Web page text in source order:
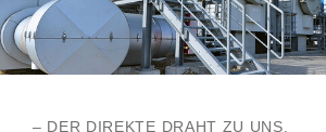
– DER DIREKTE DRAHT ZU UNS.